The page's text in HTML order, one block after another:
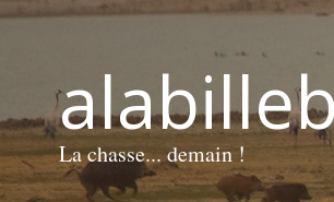
La chasse... demain !